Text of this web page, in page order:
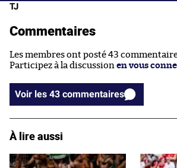
TJ
Commentaires
Les membres ont posté 43
Participez à la discussion en vous
Voir les 43 commentaires
À lire aussi